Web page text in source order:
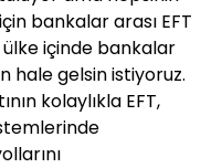
bankalar arası EFT
içinde bankalar
hale gelsin istiyoruz.
kolaylıkla EFT,